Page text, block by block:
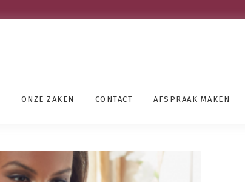
ONZE ZAKEN CONTACT AFSPRAAK MAKEN